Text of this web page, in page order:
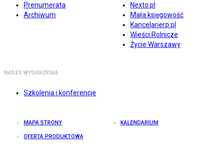
Prenumerata
Archiwum
Nexto.pl
Mała księgowość
Kancelarierp.pl
Wieści Rolnicze
Życie Warszawy
NASZE WYDARZENIA
Szkolenia i konferencje
MAPA STRONY KALENDARIUM
OFERTA PRODUKTOWA